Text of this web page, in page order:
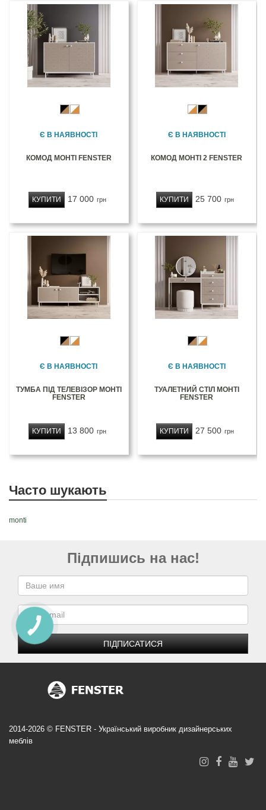
Є В НАЯВНОСТІ
КОМОД МОНТІ FENSTER
17 000 грн
КУПИТИ
Є В НАЯВНОСТІ
КОМОД МОНТІ 2 FENSTER
25 700 грн
КУПИТИ
Є В НАЯВНОСТІ
ТУМБА ПІД ТЕЛЕВІЗОР МОНТІ
FENSTER
13 800 грн
КУПИТИ
Є В НАЯВНОСТІ
ТУАЛЕТНИЙ СТІЛ МОНТІ
FENSTER
27 500 грн
КУПИТИ
Часто шукають
monti
Підпишись на нас!
ПІДПИСАТИСЯ
2014-2026 © FENSTER - Український виробник дизайнерських
меблів